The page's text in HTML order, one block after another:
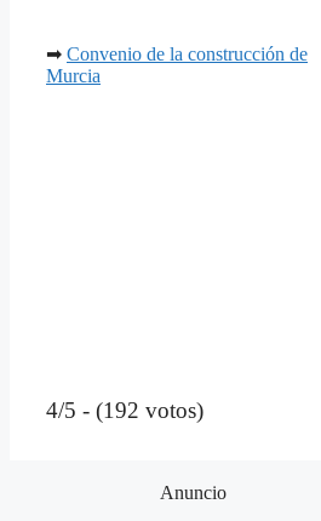
➡ Convenio de la construcción de
Murcia
4/5 - (192 votos)
Anuncio